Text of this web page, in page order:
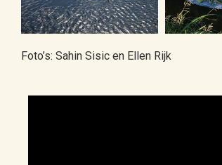
Foto’s: Sahin Sisic en Ellen Rijk